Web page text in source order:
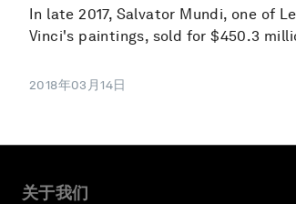
In late 2017, Salvator Mundi, one of
Vinci's paintings, sold for $450.3
2018年03月14日
关于我们